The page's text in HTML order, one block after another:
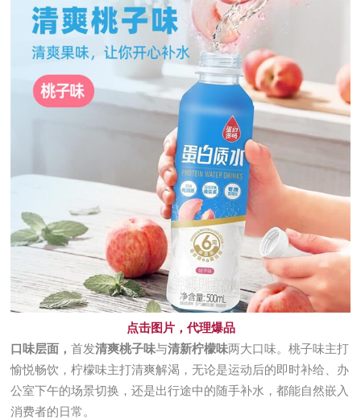
点击图片，代理爆品
口味层面，首发清爽桃子味与清新柠檬味两大口味。桃子味主打
愉悦畅饮，柠檬味主打清爽解渴，无论是运动后的即时补给、办
公室下午的场景切换，还是出行途中的随手补水，都能自然嵌入
消费者的日常。